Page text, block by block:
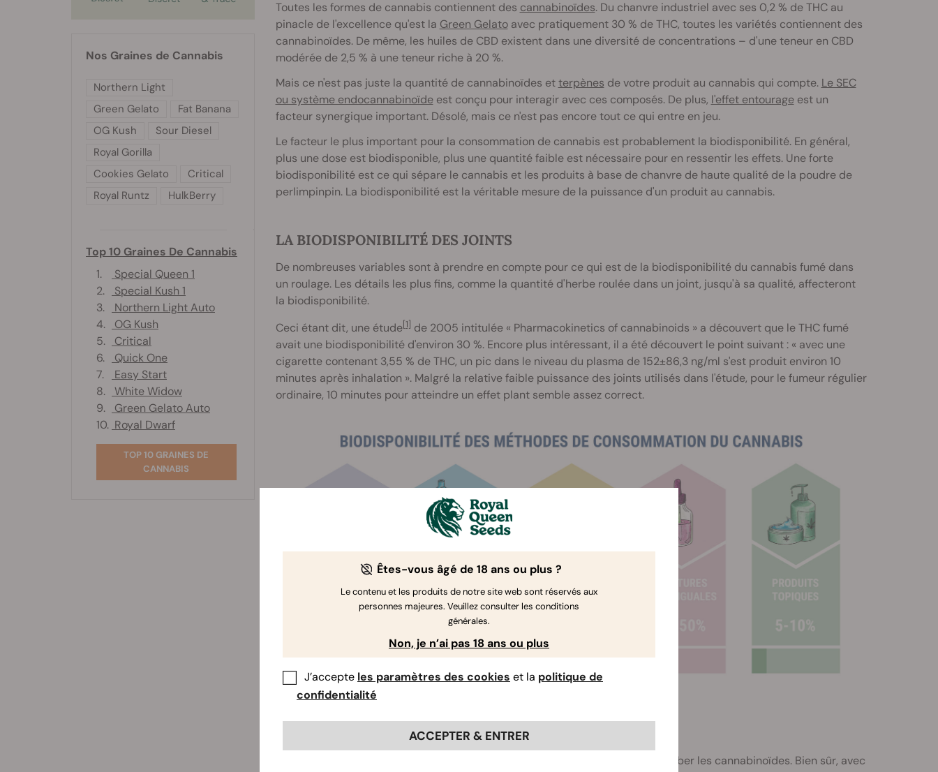
Toutes les formes de cannabis contiennent des cannabinoïdes. Du chanvre industriel avec ses 0,2 % de THC au
pinacle de l'excellence qu'est la Green Gelatoavec pratiquement 30 % de THC, toutes les variétés contiennent des
cannabinoïdes. De même, les huiles de CBD existent dans une diversité de concentrations – d'une teneur en CBD
modérée de 2,5 % à une teneur riche à 20 %.
Mais ce n'est pas juste la quantité de cannabinoïdes etterpènes de votre produit au cannabis qui compte. Le SEC
ou système endocannabinoïdeest conçu pour interagir avec ces composés. De plus, l'effet entourageest un
facteur synergique important. Désolé, mais ce n'est pas encore tout ce qui entre en jeu.
Le facteur le plus important pour la consommation de cannabis est probablement la biodisponibilité. En général,
plus une dose est biodisponible, plus une quantité faible est nécessaire pour en ressentir les effets. Une forte
biodisponibilité est ce qui sépare le cannabis et les produits à base de chanvre de haute qualité de la poudre de
perlimpinpin. La biodisponibilité est la véritable mesure de la puissance d'un produit au cannabis.
LA BIODISPONIBILITÉ DES JOINTS
De nombreuses variables sont à prendre en compte pour ce qui est de la biodisponibilité du cannabis fumé dans
un roulage. Les détails les plus fins, comme la quantité d'herbe roulée dans un joint, jusqu'à sa qualité, affecteront
la biodisponibilité.
Ceci étant dit, une étude[1] de 2005 intitulée « Pharmacokinetics of cannabinoids » a découvert que le THC fumé
avait une biodisponibilité d'environ 30 %. Encore plus intéressant, il a été découvert le point suivant : « avec une
cigarette contenant 3,55 % de THC, un pic dans le niveau du plasma de 152±86,3 ng/ml s'est produit environ 10
minutes après inhalation ». Malgré la relative faible puissance des joints utilisés dans l'étude, pour le fumeur régulier
ordinaire, 10 minutes pour atteindre un effet plant semble assez correct.
LA BIODISPONIBILITÉ DU VAPOTAGE
Le vapotage, tout comme le fait de fumer, utilise aussi les poumons pour absorber les cannabinoïdes. Bien sûr, avec
Nos Graines de Cannabis
Northern Light
Green Gelato
Fat Banana
OG Kush
Sour Diesel
Royal Gorilla
Cookies Gelato
Critical
Royal Runtz
HulkBerry
Top 10 Graines De Cannabis
1.
Special Queen 1
2.
Special Kush 1
3.
Northern Light Auto
4.
OG Kush
5.
Critical
6.
Quick One
7.
Easy Start
8.
White Widow
9.
Green Gelato Auto
10. Royal Dwarf
TOP 10 GRAINES DE
CANNABIS
Êtes-vous âgé de 18 ans ou plus ?
Le contenu et les produits de notre site web sont réservés aux
personnes majeures. Veuillez consulter les conditions
générales.
Non, je n’ai pas 18 ans ou plus
J’accepte les paramètres des cookies et la politique de
confidentialité
ACCEPTER & ENTRER